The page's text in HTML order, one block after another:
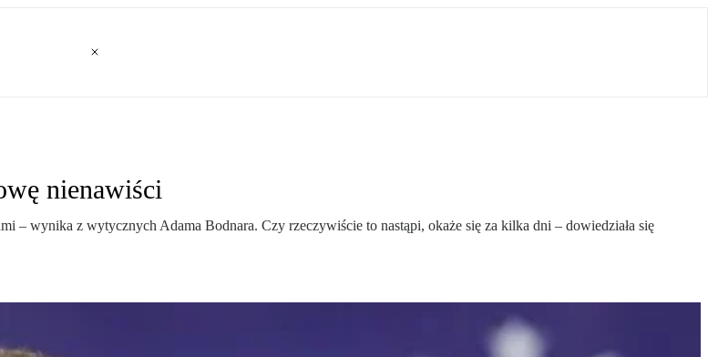
nienawiści
– wynika z wytycznych Adama Bodnara. Czy rzeczywiście to nastąpi, okaże się za kilka dni – dowiedziała się